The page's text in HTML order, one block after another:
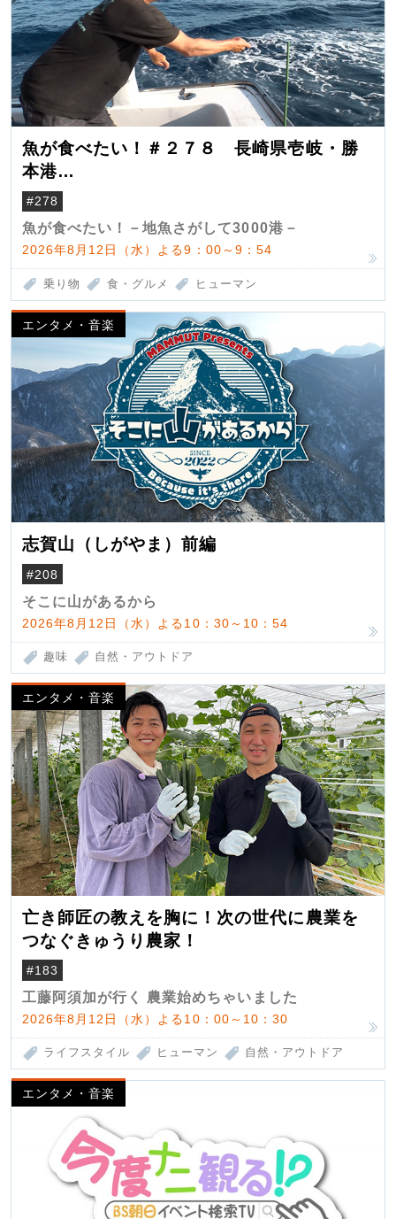
魚が食べたい！＃２７８ 長崎県壱岐・勝
本港
（クロマグロ）
#278
魚が食べたい！－地魚さがして3000港－
2026年8月12日（水）よる9：00～9：54
乗り物 食・グルメ ヒューマン
エンタメ・音楽
志賀山（しがやま）前編
#208
そこに山があるから
2026年8月12日（水）よる10：30～10：54
趣味 自然・アウトドア
エンタメ・音楽
亡き師匠の教えを胸に！次の世代に農業を
つなぐきゅうり農家！
#183
工藤阿須加が行く 農業始めちゃいました
2026年8月12日（水）よる10：00～10：30
ライフスタイル ヒューマン 自然・アウトドア
エンタメ・音楽